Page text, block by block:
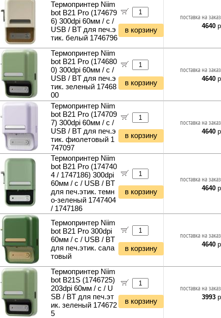
Термопринтер Niim
bot B21 Pro (174679
6) 300dpi 60мм / с /
USB / BT для печ.э
тик. белый 1746796
в корзину
поставка на
4640
Термопринтер Niim
bot B21 Pro (174680
0) 300dpi 60мм / с /
USB / BT для печ.э
тик. зеленый 17468
00
в корзину
поставка на
4640
Термопринтер Niim
bot B21 Pro (174709
7) 300dpi 60мм / с /
USB / BT для печ.э
тик. фиолетовый 1
747097
в корзину
поставка на
4640
Термопринтер Niim
bot B21 Pro (174740
4 / 1747186) 300dpi
60мм / с / USB / BT
для печ.этик. темн
о-зеленый 1747404
/ 1747186
в корзину
поставка на
4640
Термопринтер Niim
bot B21 Pro 300dpi
60мм / с / USB / BT
для печ.этик. сала
товый
в корзину
поставка на
4640
Термопринтер Niim
bot B21S (1746725)
203dpi 60мм / с / U
SB / BT для печ.эт
ик. зеленый 174672
5
в корзину
поставка на
3993